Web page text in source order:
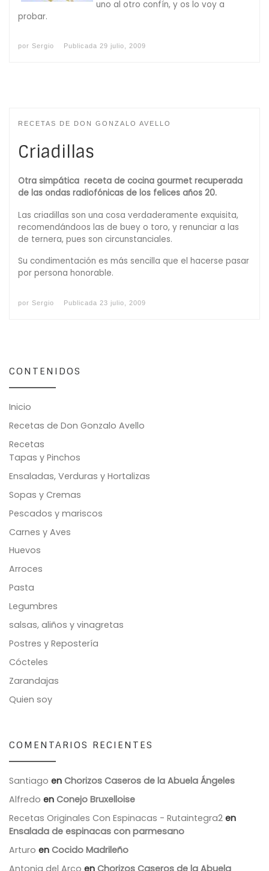
uno al otro confín, y os lo voy a
probar.
por Sergio Publicada 29 julio, 2009
RECETAS DE DON GONZALO AVELLO
Criadillas
Otra simpática receta de cocina gourmet recuperada
de las ondas radiofónicas de los felices años 20.
Las criadillas son una cosa verdaderamente exquisita,
recomendándoos las de buey o toro, y renunciar a las
de ternera, pues son circunstanciales.
Su condimentación es más sencilla que el hacerse pasar
por persona honorable.
por Sergio Publicada 23 julio, 2009
CONTENIDOS
Inicio
Recetas de Don Gonzalo Avello
Recetas
Tapas y Pinchos
Ensaladas, Verduras y Hortalizas
Sopas y Cremas
Pescados y mariscos
Carnes y Aves
Huevos
Arroces
Pasta
Legumbres
salsas, aliños y vinagretas
Postres y Repostería
Cócteles
Zarandajas
Quien soy
COMENTARIOS RECIENTES
Santiago en Chorizos Caseros de la Abuela Ángeles
Alfredo en Conejo Bruxelloise
Recetas Originales Con Espinacas - Rutaintegra2 en
Ensalada de espinacas con parmesano
Arturo en Cocido Madrileño
Antonia del Arco en Chorizos Caseros de la Abuela